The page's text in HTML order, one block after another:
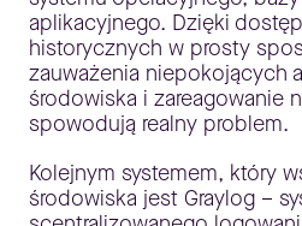
aplikacyjnego. Dzięki
historycznych w prosty
zauważenia niepokojących
środowiska i zareagowanie
spowodują realny problem.
Kolejnym systemem, który
środowiska jest Graylog –